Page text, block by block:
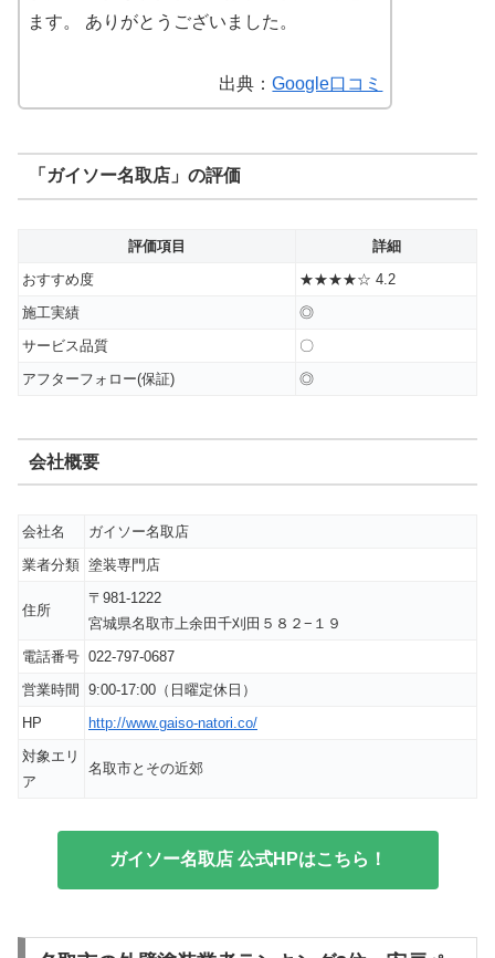
ます。 ありがとうございました。
出典：Google口コミ
「ガイソー名取店」の評価
評価項目
詳細
おすすめ度
★★★★☆ 4.2
施工実績
◎
サービス品質
〇
アフターフォロー(保証)
◎
会社概要
会社名
ガイソー名取店
業者分類 塗装専門店
住所
〒981-1222
宮城県名取市上余田千刈田５８２−１９
電話番号 022-797-0687
営業時間
9:00-17:00（日曜定休日）
HP
http://www.gaiso-natori.co/
対象エリ
ア
名取市とその近郊
ガイソー名取店 公式HPはこちら！